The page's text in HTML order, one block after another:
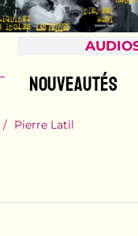
NOUVEAUTÉS
Pierre Latil